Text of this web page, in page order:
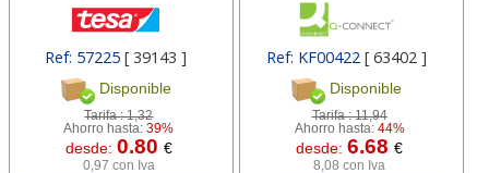
Ref: 57225[ 39143 ]
Disponible
Tarifa :1,32
Ahorro hasta:39%
desde: 0.80 €
0,97 con Iva
Ref: KF00422 [ 63402 ]
Disponible
Tarifa :11,94
Ahorro hasta: 44%
desde:6.68€
8,08 con Iva